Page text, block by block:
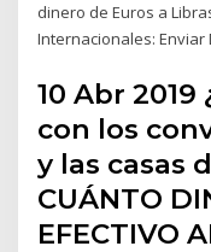
dinero de Euros a
Internacionales: Enviar
10 Abr
con los
y las casas
CUÁNTO
EFECTIVO